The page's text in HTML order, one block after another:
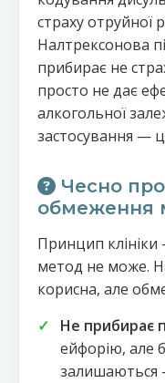
страху отруйної
Налтрексонова
прибирає не
просто не дає
алкогольної
застосування —
Чесно
обмеження
Принцип клініки
метод не може.
корисна, але
Не прибирає
ейфорію, але